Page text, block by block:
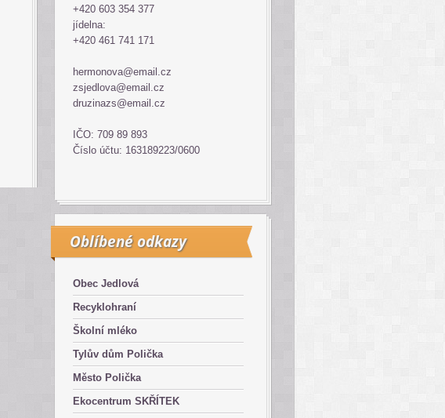
+420 603 354 377
jídelna:
+420 461 741 171
hermonova@email.cz
zsjedlova@email.cz
druzinazs@email.cz
IČO: 709 89 893
Číslo účtu: 163189223/0600
Oblíbené odkazy
Obec Jedlová
Recyklohraní
Školní mléko
Tylův dům Polička
Město Polička
Ekocentrum SKŘÍTEK